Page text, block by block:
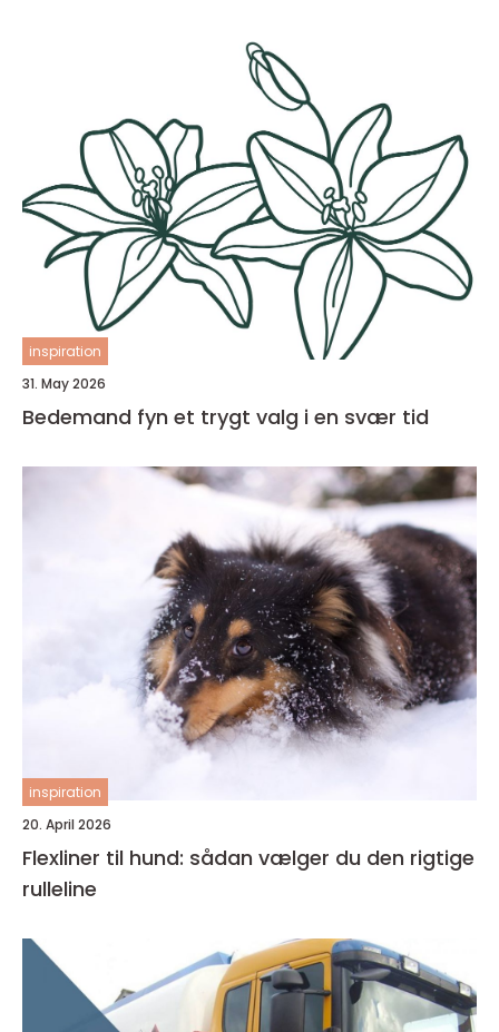
inspiration
31. May 2026
Bedemand fyn et trygt valg i en svær tid
inspiration
20. April 2026
Flexliner til hund: sådan vælger du den rigtige
rulleline